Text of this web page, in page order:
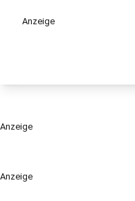
Anzeige
Anzeige
Anzeige